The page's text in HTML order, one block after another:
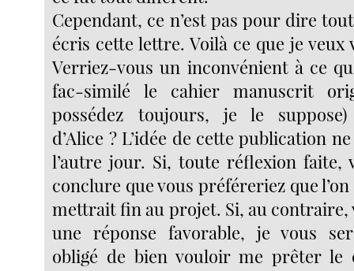
Cependant, ce n’est pas pour dire
écris cette lettre. Voilà ce que je veux
Verriez-vous un inconvénient à ce
fac-similé le cahier manuscrit
possédez toujours, je le
d’Alice ? L’idée de cette publication
l’autre jour. Si, toute réflexion faite,
conclure que vous préféreriez que l’on
mettrait fin au projet. Si, au contraire,
une réponse favorable, je vous
obligé de bien vouloir me prêter le